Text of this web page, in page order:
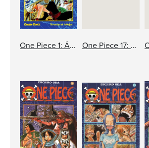
One Piece 1: Äventyret börjar One Piece 17: Kampen i snön